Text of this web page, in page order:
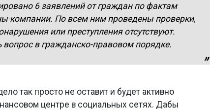
6 заявлений от граждан по фактам
компании. По всем ним проведены проверки,
или преступления отсутствуют.
в гражданско-правовом порядке.
так просто не оставит и будет активно
центре в социальных сетях. Дабы